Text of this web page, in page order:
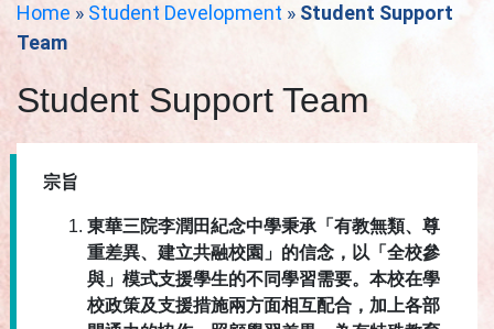
Home » Student Development » Student Support
Team
Student Support Team
宗旨
東華三院李潤田紀念中學秉承「有教無類、尊
重差異、建立共融校園」的信念，以「全校參
與」模式支援學生的不同學習需要。本校在學
校政策及支援措施兩方面相互配合，加上各部